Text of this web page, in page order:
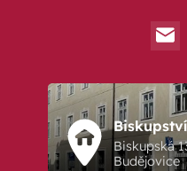
Biskupská
Budějovice